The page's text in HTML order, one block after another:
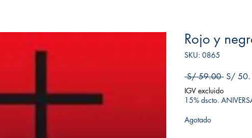
Rojo y
SKU: 0865
S/ 59.00 Precio
S/
IGV excluido
15% dscto.
Agotado